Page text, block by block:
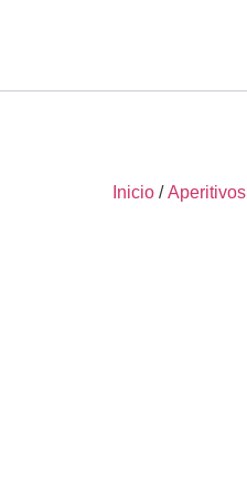
Inicio /Aperitivos